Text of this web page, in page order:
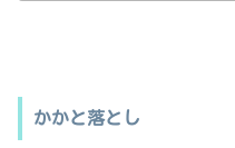
かかと落とし